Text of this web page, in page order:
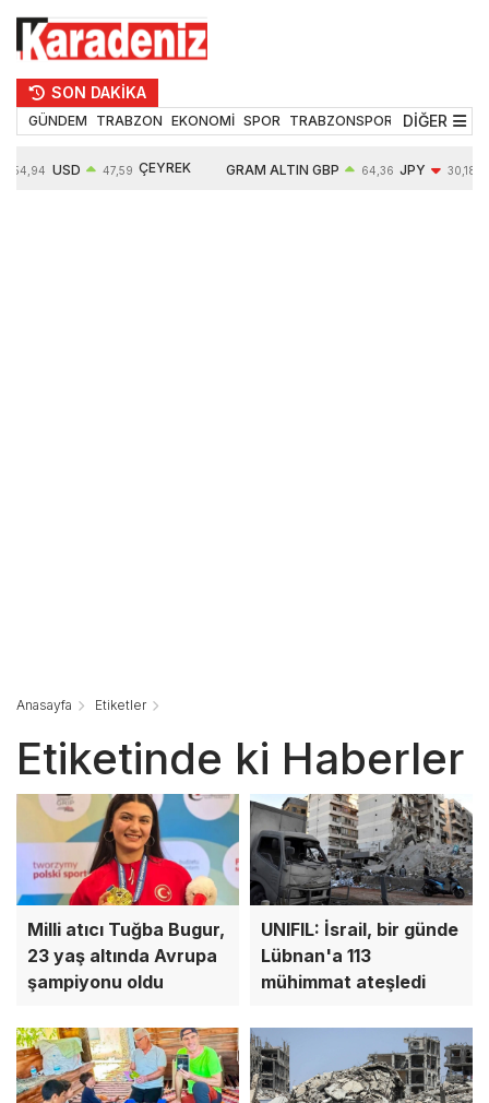
SON DAKİKA
GÜNDEM TRABZON EKONOMİ SPOR TRABZONSPOR TEKNOLOJİ
DİĞER
USD 47,59 ÇEYREK GRAM ALTIN GBP 64,36 JPY 30,18
Anasayfa Etiketler
Etiketinde ki Haberler
Milli atıcı Tuğba Bugur,
23 yaş altında Avrupa
şampiyonu oldu
UNIFIL: İsrail, bir günde
Lübnan'a 113
mühimmat ateşledi